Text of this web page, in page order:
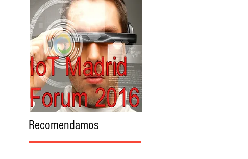
Recomendamos